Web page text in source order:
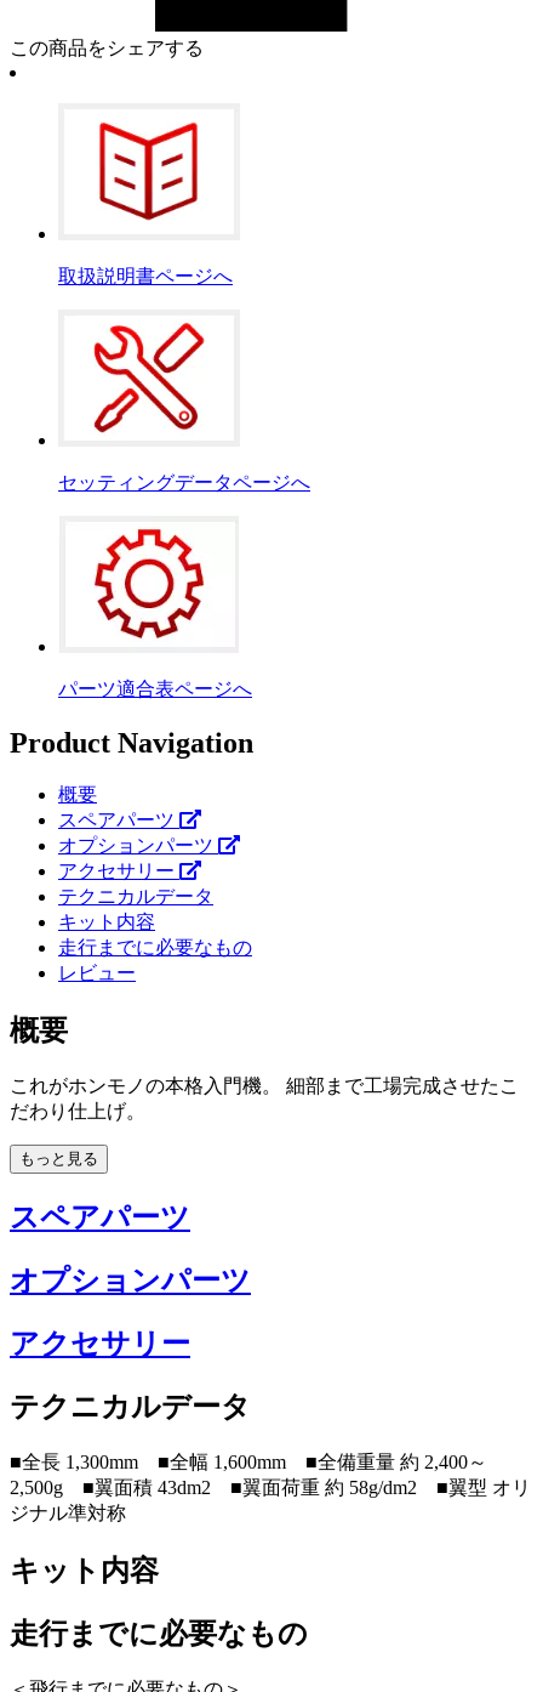
この商品をシェアする
取扱説明書ページへ
セッティングデータページへ
パーツ適合表ページへ
Product Navigation
概要
スペアパーツ
オプションパーツ
アクセサリー
テクニカルデータ
キット内容
走行までに必要なもの
レビュー
概要
これがホンモノの本格入門機。 細部まで工場完成させたこ
だわり仕上げ。
もっと見る
スペアパーツ
オプションパーツ
アクセサリー
テクニカルデータ
■全長 1,300mm ■全幅 1,600mm ■全備重量 約 2,400～
2,500g ■翼面積 43dm2 ■翼面荷重 約 58g/dm2 ■翼型 オリ
ジナル準対称
キット内容
走行までに必要なもの